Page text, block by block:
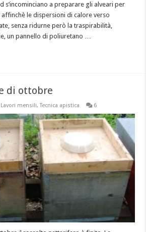
s’incominciano a preparare gli alveari per
affinchè le dispersioni di calore verso
senza ridurne però la traspirabilità,
un pannello di poliuretano …
di ottobre
Lavori mensili,Tecnica apistica 6